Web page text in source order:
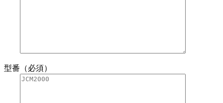
型番（必須）